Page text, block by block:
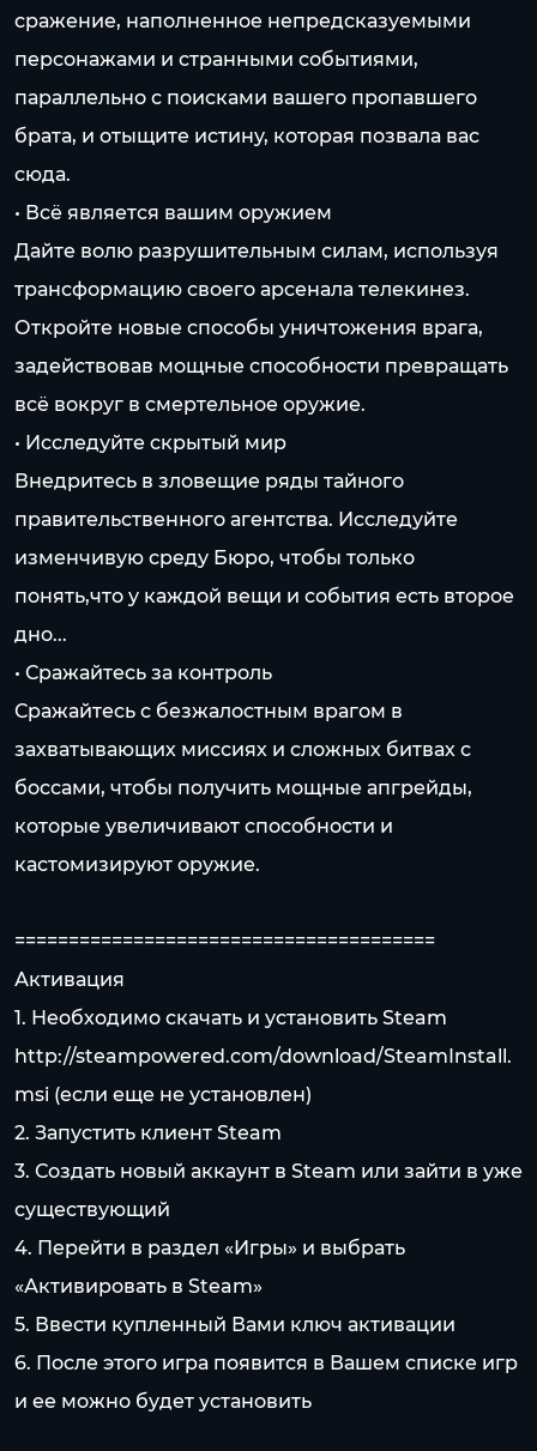
сражение, наполненное непредсказуемыми
персонажами и странными событиями,
параллельно с поисками вашего пропавшего
брата, и отыщите истину, которая позвала вас
сюда.
• Всё является вашим оружием
Дайте волю разрушительным силам, используя
трансформацию своего арсенала телекинез.
Откройте новые способы уничтожения врага,
задействовав мощные способности превращать
всё вокруг в смертельное оружие.
• Исследуйте скрытый мир
Внедритесь в зловещие ряды тайного
правительственного агентства. Исследуйте
изменчивую среду Бюро, чтобы только
понять,что у каждой вещи и события есть второе
дно...
• Сражайтесь за контроль
Сражайтесь с безжалостным врагом в
захватывающих миссиях и сложных битвах с
боссами, чтобы получить мощные апгрейды,
которые увеличивают способности и
кастомизируют оружие.
=======================================
Активация
1. Необходимо скачать и установить Steam
http://steampowered.com/download/SteamInstall.
msi (если еще не установлен)
2. Запустить клиент Steam
3. Создать новый аккаунт в Steam или зайти в уже
существующий
4. Перейти в раздел «Игры» и выбрать
«Активировать в Steam»
5. Ввести купленный Вами ключ активации
6. После этого игра появится в Вашем списке игр
и ее можно будет установить